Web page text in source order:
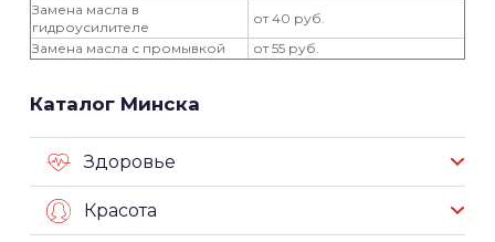
Замена масла в
гидроусилителе
от 40 руб.
Замена масла с промывкой
от 55 руб.
Каталог Минска
Здоровье
Красота